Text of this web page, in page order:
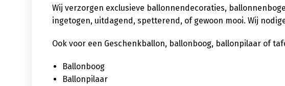
Wij verzorgen exclusieve ballonnendecoraties,
ingetogen, uitdagend, spetterend, of gewoon mooi. Wij
Ook voor een Geschenkballon, ballonboog, ballonpilaar of
Ballonboog
Ballonpilaar